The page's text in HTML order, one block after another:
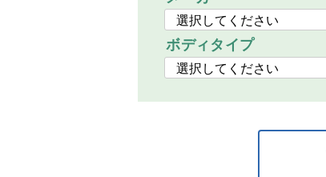
ボディタイプ